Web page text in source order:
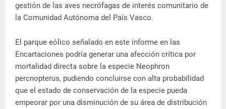
gestión de las aves necrófagas de interés comunitario de
la Comunidad Autónoma del País Vasco.
El parque eólico señalado en este informe en las
Encartaciones podría generar una afección crítica por
mortalidad directa sobre la especie Neophron
percnopterus, pudiendo concluirse con alta probabilidad
que el estado de conservación de la especie pueda
empeorar por una disminución de su área de distribución